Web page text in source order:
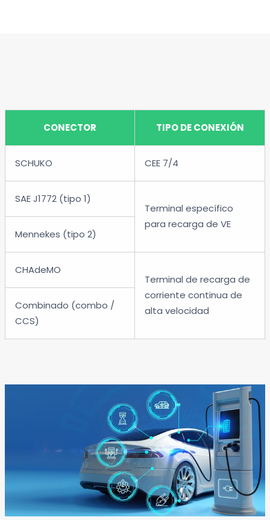
CONECTOR TIPO DE CONEXIÓN
SCHUKO CEE 7/4
SAE J1772 (tipo 1)
Terminal específico
para recarga de VE
Mennekes (tipo 2)
CHAdeMO
Terminal de recarga de
corriente continua de
alta velocidad
Combinado (combo /
CCS)